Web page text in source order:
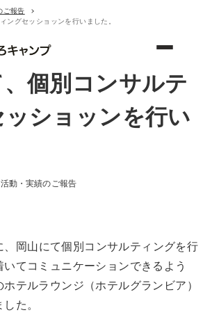
ご報告
ングセッショッンを行いました。
個別コンサルテ
ッショッンを行い
活動・実績のご報告
岡山にて個別コンサルティングを行
てコミュニケーションできるよう
テルラウンジ（ホテルグランビア）
た。